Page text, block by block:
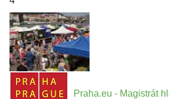
Praha.eu - Magistrát